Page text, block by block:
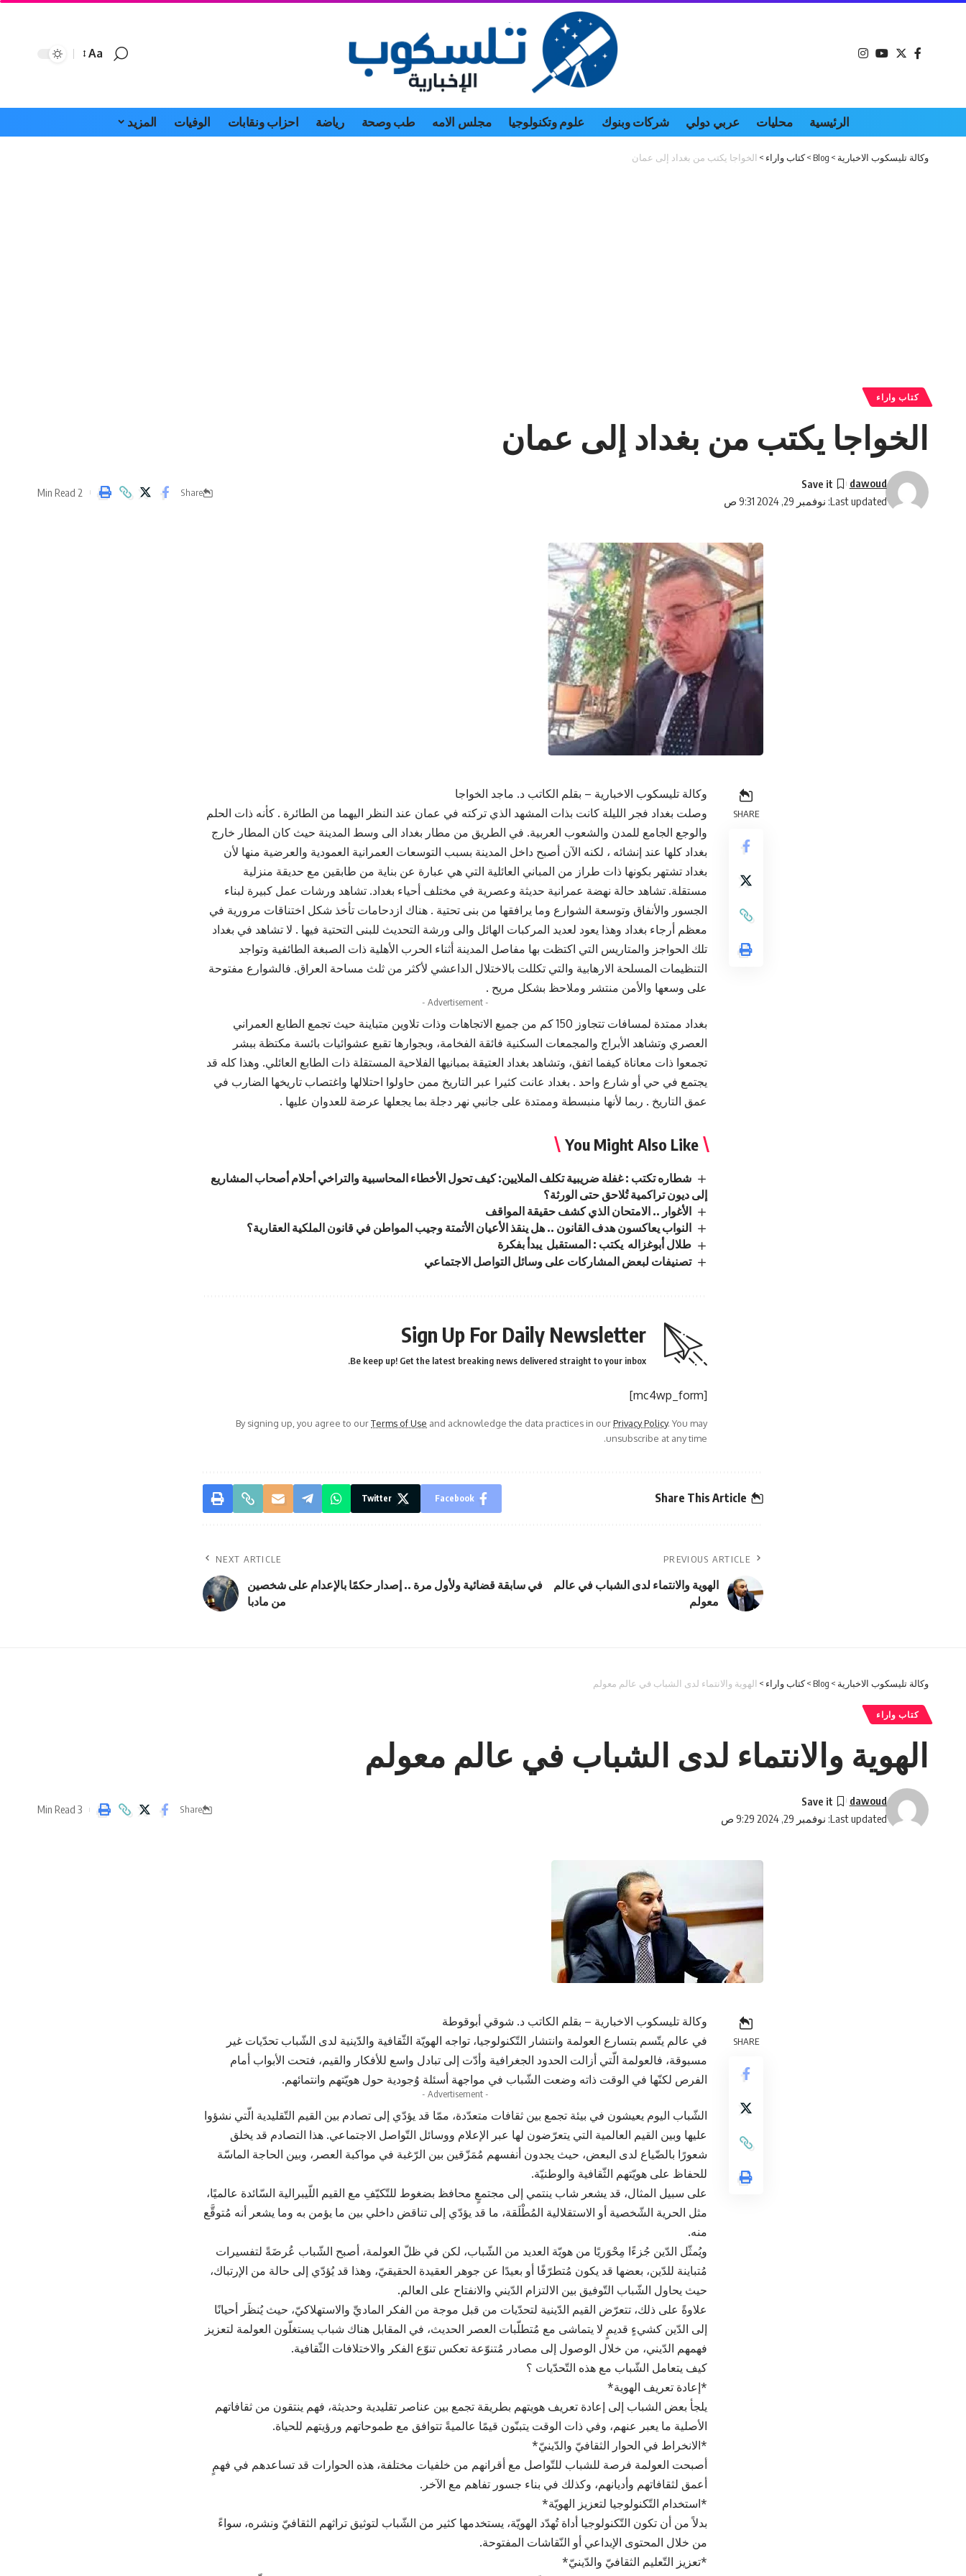
Font
Aa
الرئيسية محليات عربي دولي شركات وبنوك علوم وتكنولوجيا مجلس الامه طب وصحة رياضة احزاب ونقابات الوفيات المزيد
وكالة تليسكوب الاخبارية >
Blog
>كتاب واراء > الخواجا يكتب من بغداد إلى عمان
كتاب واراء
الخواجا يكتب من بغداد إلى عمان
Last updated: نوفمبر 29, 2024 9:31 ص
dawoud
Share
2 Min Read
SHARE
وكالة تليسكوب الاخبارية – بقلم الكاتب د. ماجد الخواجا
وصلت بغداد فجر الليلة كانت بذات المشهد الذي تركته في عمان عند النظر اليهما من الطائرة . كأنه ذات الحلم
والوجع الجامع للمدن والشعوب العربية. في الطريق من مطار بغداد الى وسط المدينة حيث كان المطار خارج
بغداد كلها عند إنشائه ، لكنه الآن أصبح داخل المدينة بسبب التوسعات العمرانية العمودية والعرضية منها لأن
بغداد تشتهر بكونها ذات طراز من المباني العائلية التي هي عبارة عن بناية من طابقين مع حديقة منزلية
مستقلة. تشاهد حالة نهضة عمرانية حديثة وعصرية في مختلف أحياء بغداد. تشاهد ورشات عمل كبيرة لبناء
الجسور والأنفاق وتوسعة الشوارع وما يرافقها من بنى تحتية . هناك ازدحامات تأخذ شكل اختناقات مرورية في
معظم أرجاء بغداد وهذا يعود لعديد المركبات الهائل والى ورشة التحديث للبنى التحتية فيها . لا تشاهد في بغداد
تلك الحواجز والمتاريس التي اكتظت بها مفاصل المدينة أثناء الحرب الأهلية ذات الصبغة الطائفية وتواجد
التنظيمات المسلحة الارهابية والتي تكللت بالاختلال الداعشي لأكثر من ثلث مساحة العراق. فالشوارع مفتوحة
على وسعها والأمن منتشر وملاحظ بشكل مريح .
- Advertisement -
بغداد ممتدة لمسافات تتجاوز 150 كم من جميع الاتجاهات وذات تلاوين متباينة حيث تجمع الطابع العمراني
العصري وتشاهد الأبراج والمجمعات السكنية فائقة الفخامة، وبجوارها تقبع عشوائيات بائسة مكتظة ببشر
تجمعوا ذات معاناة كيفما اتفق، وتشاهد بغداد العتيقة بمبانيها الفلاحية المستقلة ذات الطابع العائلي. وهذا كله قد
يجتمع في حي أو شارع واحد . بغداد عانت كثيرا عبر التاريخ ممن حاولوا احتلالها واغتصاب تاريخها الضارب في
عمق التاريخ . ربما لأنها منبسطة وممتدة على جانبي نهر دجلة بما يجعلها عرضة للعدوان عليها .
You Might Also Like
شطاره تكتب : غفلة ضريبية تكلف الملايين: كيف تحول الأخطاء المحاسبية والتراخي أحلام أصحاب المشاريع
إلى ديون تراكمية تُلاحق حتى الورثة؟
الأغوار .. الامتحان الذي كشف حقيقة المواقف
النواب يعاكسون هدف القانون .. هل ينقذ الأعيان الأتمتة وجيب المواطن في قانون الملكية العقارية؟
طلال أبوغزاله يكتب : المستقبل يبدأ بفكرة
تصنيفات لبعض المشاركات على وسائل التواصل الاجتماعي
Sign Up For Daily Newsletter
Be keep up! Get the latest breaking news delivered straight to your inbox.
[mc4wp_form]
By signing up, you agree to ourTerms of Use and acknowledge the data practices in ourPrivacy Policy. You may
unsubscribe at any time.
Share This Article
Facebook
Twitter
PREVIOUS ARTICLE
الهوية والانتماء لدى الشباب في عالم
معولم
NEXT ARTICLE
في سابقة قضائية ولأول مرة .. إصدار حكمًا بالإعدام على شخصين
من مادبا
وكالة تليسكوب الاخبارية >
Blog
>كتاب واراء > الهوية والانتماء لدى الشباب في عالم معولم
كتاب واراء
الهوية والانتماء لدى الشباب في عالم معولم
Last updated: نوفمبر 29, 2024 9:29 ص
dawoud
Share
3 Min Read
SHARE
وكالة تليسكوب الاخبارية – بقلم الكاتب د. شوقي أبوقوطة
في عالم يتّسم بتسارع العولمة وانتشار التّكنولوجيا، تواجه الهويّة الثّقافية والدّينية لدى الشّباب تحدّيات غير
مسبوقة، فالعولمة الّتي أزالت الحدود الجغرافية وأدّت إلى تبادل واسع للأفكار والقيم، فتحت الأبواب أمام
الفرص لكنّها في الوقت ذاته وضعت الشّباب في مواجهة أسئلة وُجودية حول هويّتهم وانتمائهم.
- Advertisement -
الشّباب اليوم يعيشون في بيئة تجمع بين ثقافات متعدّدة، ممّا قد يؤدّي إلى تصادم بين القيم التّقليدية الّتي نشؤوا
عليها وبين القيم العالمية التي يتعرّضون لها عبر الإعلام ووسائل التّواصل الاجتماعي. هذا التصادم قد يخلق
شعورًا بالضّياع لدى البعض، حيث يجدون أنفسهم مُمَزّقين بين الرّغبة في مواكبة العصر، وبين الحاجة الماسّة
للحفاظ على هويّتهم الثّقافية والوطنيّة.
على سبيل المثال، قد يشعر شاب ينتمي إلى مجتمعٍ محافظ بضغوط للتّكيّفِ مع القيم اللّيبرالية السّائدة عالميًا،
مثل الحرية الشّخصية أو الاستقلالية المُطْلَقة، ما قد يؤدّي إلى تناقض داخلي بين ما يؤمن به وما يشعر أنه مُتوقَّع
منه.
ويُمثّل الدّين جُزءًا مِحْوَريًا من هويّة العديد من الشّباب، لكن في ظلّ العولمة، أصبح الشّباب عُرضَةً لتفسيرات
مُتباينة للدّين، بعضها قد يكون مُتطرّفًا أو بعيدًا عن جوهر العقيدة الحقيقيّ، وهذا قد يُؤدّي إلى حالة من الإرتباك،
حيث يحاول الشّباب التّوفيق بين الالتزام الدّيني والانفتاح على العالم.
علاوةً على ذلك، تتعرّض القيم الدّينية لتحدّيات من قبل موجة من الفكر الماديِّ والاستهلاكيّ، حيث يُنظَر أحيانًا
إلى الدّين كشيءٍ قديمٍ لا يتماشى مع مُتطلّبات العصر الحديث، في المقابل هناك شباب يستغلّون العولمة لتعزيز
فهمهم الدّيني، من خلال الوصول إلى مصادر مُتنوّعة تعكس تنوّع الفكر والاختلافات الثّقافية.
كيف يتعامل الشّباب مع هذه التّحدّيات ؟
*إعادة تعريف الهوية*
يلجأ بعض الشباب إلى إعادة تعريف هويتهم بطريقة تجمع بين عناصر تقليدية وحديثة، فهم ينتقون من ثقافاتهم
الأصلية ما يعبر عنهم، وفي ذات الوقت يتبنّون قيمًا عالميةً تتوافق مع طموحاتهم ورؤيتهم للحياة.
*الانخراط في الحوار الثقافيّ والدّينيّ*
أصبحت العولمة فرصة للشباب للتّواصل مع أقرانهم من خلفيات مختلفة، هذه الحوارات قد تساعدهم في فهمٍ
أعمق لثقافاتهم وأديانهم، وكذلك في بناء جسور تفاهم مع الآخر.
*استخدام التّكنولوجيا لتعزيز الهويّة*
بدلاً من أن تكون التّكنولوجيا أداة تُهدّد الهويّة، يستخدمها كثير من الشّباب لتوثيق تراثهم الثقافيّ ونشره، سواءً
من خلال المحتوى الإبداعي أو النّقاشات المفتوحة.
*تعزيز التّعليم الثقافيّ والدّينيّ*